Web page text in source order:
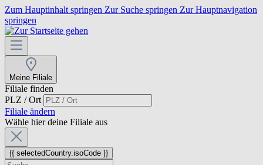
Zum Hauptinhalt springen Zur Suche springen Zur Hauptnavigation
springen
Meine Filiale
Filiale finden
PLZ / Ort
Filiale ändern
Wähle hier deine Filiale aus
{{ selectedCountry.isoCode }}